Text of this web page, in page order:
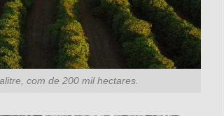
com de 200 mil hectares.